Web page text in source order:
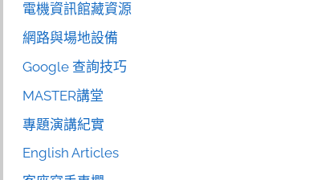
電機資訊館藏資源
網路與場地設備
Google 查詢技巧
MASTER講堂
專題演講紀實
English Articles